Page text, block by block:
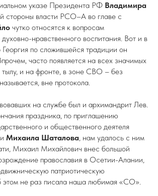
указе Президента РФ Владимира
стороны власти РСО–А во главе с
чутко относятся к вопросам
духовно-нравственного воспитания. Вот и в
Георгия по сложившейся традиции он
часто появляется на всех значимых
тылу, и на фронте, в зоне СВО – без
вне протокола.
на службе был и архимандрит Лев.
праздника, по приглашению
и общественного деятеля
Михаила Шаталова, нам удалось с ним
Михаил Михайлович внес большой
православия в Осетии-Алании,
патриотическую
этом не раз писала наша любимая «СО».